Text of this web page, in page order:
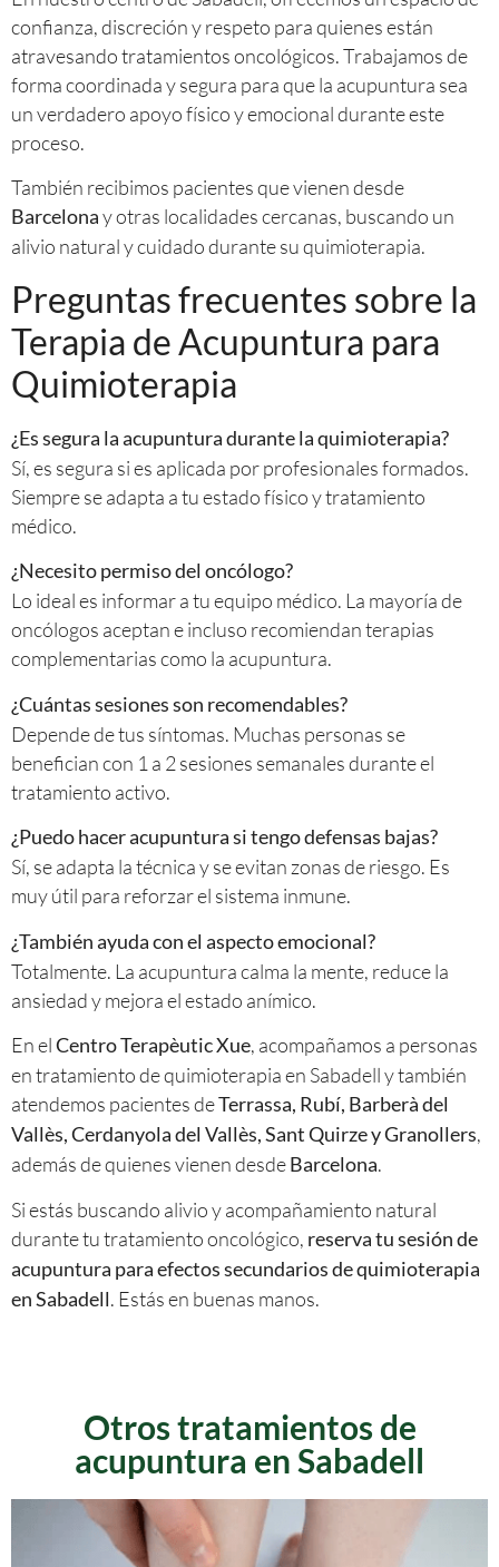
confianza, discreción y respeto para quienes están
atravesando tratamientos oncológicos. Trabajamos de
forma coordinada y segura para que la acupuntura sea
un verdadero apoyo físico y emocional durante este
proceso.
También recibimos pacientes que vienen desde
Barcelonay otras localidades cercanas, buscando un
alivio natural y cuidado durante su quimioterapia.
Preguntas frecuentes sobre la
Terapia de Acupuntura para
Quimioterapia
¿Es segura la acupuntura durante la quimioterapia?
Sí, es segura si es aplicada por profesionales formados.
Siempre se adapta a tu estado físico y tratamiento
médico.
¿Necesito permiso del oncólogo?
Lo ideal es informar a tu equipo médico. La mayoría de
oncólogos aceptan e incluso recomiendan terapias
complementarias como la acupuntura.
¿Cuántas sesiones son recomendables?
Depende de tus síntomas. Muchas personas se
benefician con 1 a 2 sesiones semanales durante el
tratamiento activo.
¿Puedo hacer acupuntura si tengo defensas bajas?
Sí, se adapta la técnica y se evitan zonas de riesgo. Es
muy útil para reforzar el sistema inmune.
¿También ayuda con el aspecto emocional?
Totalmente. La acupuntura calma la mente, reduce la
ansiedad y mejora el estado anímico.
En elCentro Terapèutic Xue, acompañamos a personas
en tratamiento de quimioterapia en Sabadell y también
atendemos pacientes deTerrassa, Rubí, Barberà del
Vallès, Cerdanyola del Vallès, Sant Quirze y Granollers,
además de quienes vienen desdeBarcelona.
Si estás buscando alivio y acompañamiento natural
durante tu tratamiento oncológico, reserva tu sesión de
acupuntura para efectos secundarios de quimioterapia
en Sabadell. Estás en buenas manos.
Otros tratamientos de
acupuntura en Sabadell